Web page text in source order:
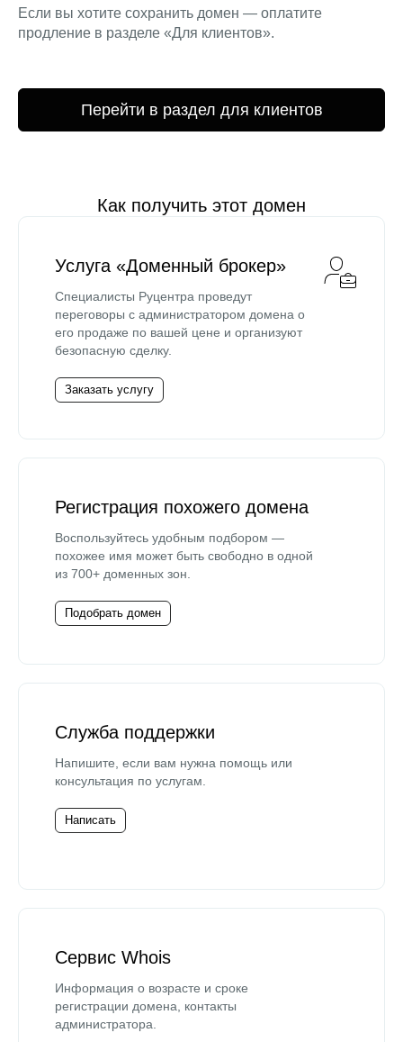
Если вы хотите сохранить домен — оплатите
продление в разделе «Для клиентов».
Перейти в раздел для клиентов
Как получить этот домен
Услуга «Доменный брокер»
Специалисты Руцентра проведут
переговоры с администратором домена о
его продаже по вашей цене и организуют
безопасную сделку.
Заказать услугу
Регистрация похожего домена
Воспользуйтесь удобным подбором —
похожее имя может быть свободно в одной
из 700+ доменных зон.
Подобрать домен
Служба поддержки
Напишите, если вам нужна помощь или
консультация по услугам.
Написать
Сервис Whois
Информация о возрасте и сроке
регистрации домена, контакты
администратора.